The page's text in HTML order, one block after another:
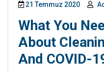
21 Temmuz 2020
What You
About
And COVID-